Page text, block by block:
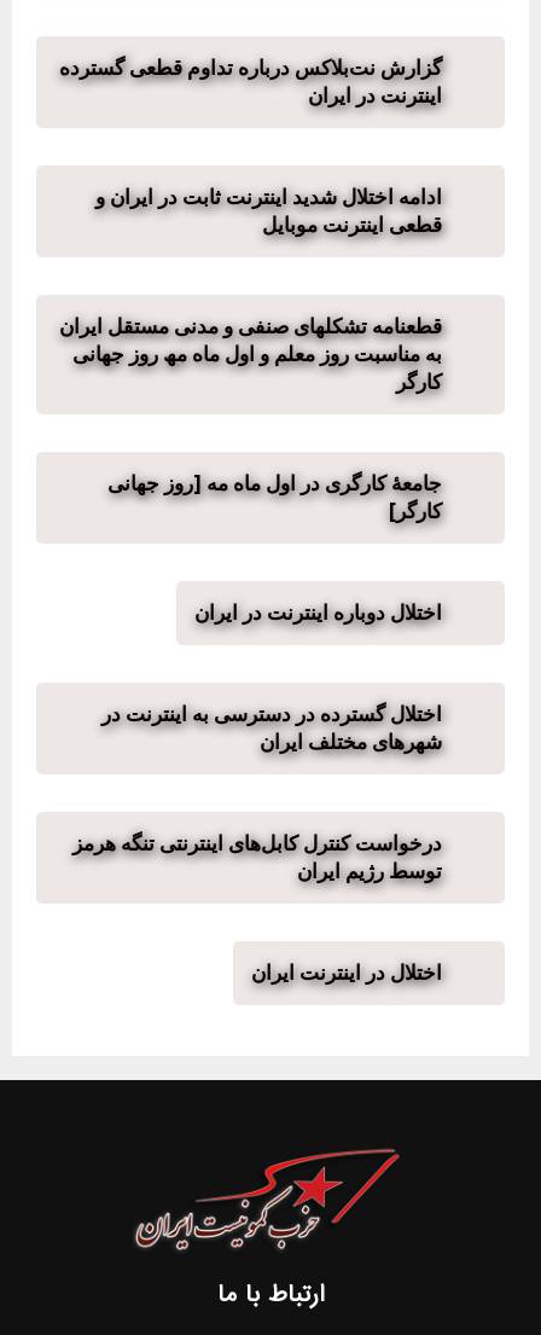
گزارش نت‌بلاکس درباره تداوم قطعی گسترده
اینترنت در ایران
ادامه اختلال شدید اینترنت ثابت در ایران و
قطعی اینترنت موبایل
قطعنامه تشکلھای صنفی و مدنی مستقل ایران
به مناسبت روز معلم و اول ماه مھ روز جھانی
کارگر
جامعهٔ کارگری در اول ماه مه [روز جهانی
کارگر]
اختلال دوباره اینترنت در ایران
اختلال گسترده در دسترسی به اینترنت در
شهرهای مختلف ایران
درخواست کنترل کابل‌های اینترنتی تنگه هرمز
توسط رژیم ایران
اختلال در اینترنت ایران
ارتباط با ما